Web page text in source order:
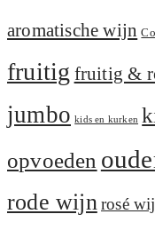
aromatische wijn
fruitig fruitig &
jumbo kids en kurken
opvoeden
rode wijn rosé